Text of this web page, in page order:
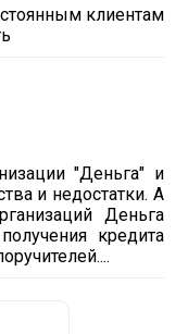
клиентам
"Деньга" и
и недостатки. А
Деньга
кредита